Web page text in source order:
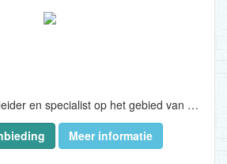
Cleanprofs is marktleider en specialist op het gebied van containerreiniging. Maandelijks reinigen we meer dan 120.000 Containers. Ga naar de website voor meer info. Alles op rolletjes. Maandelijks opzegbaar. Kies uw abonnement. Professionele reiniging...
Meer informatie